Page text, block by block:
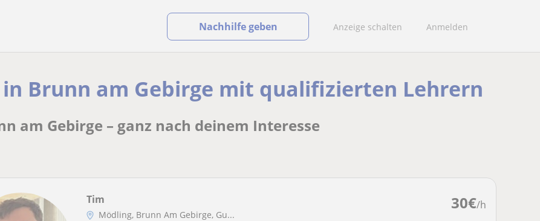
Anzeige schalten Anmelden
Nachhilfe geben
Brunn am Gebirge mit qualifizierten Lehrern
am Gebirge – ganz nach deinem Interesse
30€/h
Tim
Mödling, Brunn Am Gebirge, Gu...